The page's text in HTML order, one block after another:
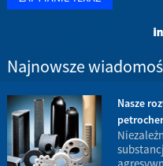
Najnowsze
Nasze